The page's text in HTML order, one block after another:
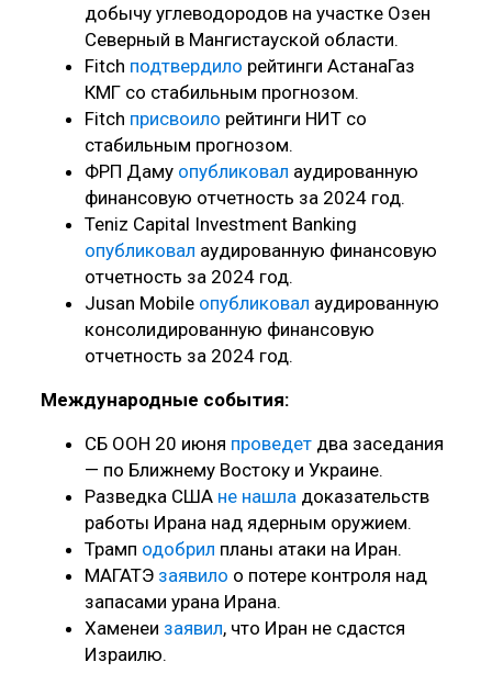
добычу углеводородов на участке Озен
Северный в Мангистауской области.
Fitch подтвердило рейтинги АстанаГаз
КМГ со стабильным прогнозом.
Fitch присвоило рейтинги НИТ со
стабильным прогнозом.
ФРП Даму опубликовал аудированную
финансовую отчетность за 2024 год.
Teniz Capital Investment Banking
опубликовал аудированную финансовую
отчетность за 2024 год.
Jusan Mobile опубликовал аудированную
консолидированную финансовую
отчетность за 2024 год.
Международные события:
СБ ООН 20 июня проведет два заседания
— по Ближнему Востоку и Украине.
Разведка США не нашла доказательств
работы Ирана над ядерным оружием.
Трамп одобрил планы атаки на Иран.
МАГАТЭ заявило о потере контроля над
запасами урана Ирана.
Хаменеи заявил, что Иран не сдастся
Израилю.